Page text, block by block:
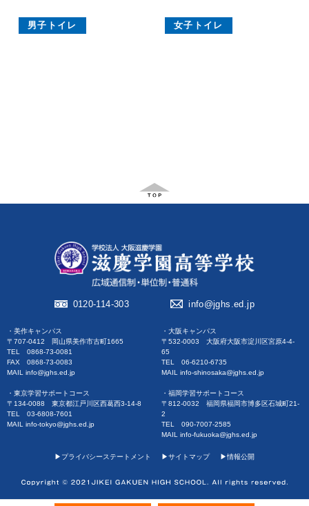
男子トイレ 女子トイレ
0120-114-303 info@jghs.ed.jp
・美作キャンパス
〒707-0412 岡山県美作市古町1665
TEL 0868-73-0081
FAX 0868-73-0083
MAIL info@jghs.ed.jp
・東京学習サポートコース
〒134-0088 東京都江戸川区西葛西3-14-8
TEL 03-6808-7601
MAIL info-tokyo@jghs.ed.jp
・大阪キャンパス
〒532-0003 大阪府大阪市淀川区宮原4-4-
65
TEL 06-6210-6735
MAIL info-shinosaka@jghs.ed.jp
・福岡学習サポートコース
〒812-0032 福岡県福岡市博多区石城町21-
2
TEL 090-7007-2585
MAIL info-fukuoka@jghs.ed.jp
▶︎プライバシーステートメント ▶︎サイトマップ ▶︎情報公開